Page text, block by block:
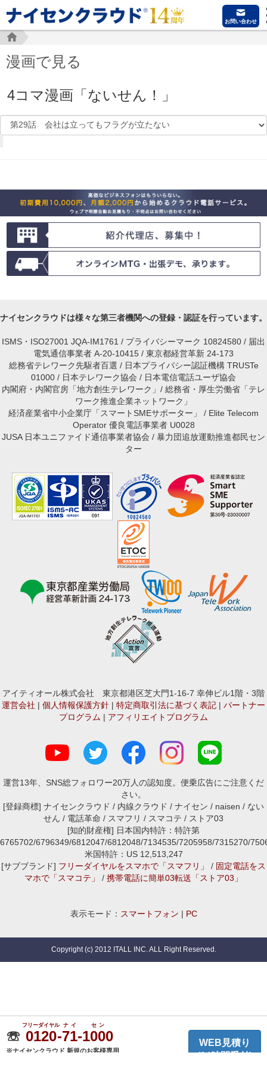
お問い合わせ
漫画で見る
4コマ漫画「ないせん！」
ナイセンクラウドは様々な第三者機関への登録・認証を行っています。
ISMS・ISO27001 JQA-IM1761 / プライバシーマーク 10824580 / 届出
電気通信事業者 A-20-10415 / 東京都経営革新 24-173
総務省テレワーク先駆者百選 / 日本プライバシー認証機構 TRUSTe
01000 / 日本テレワーク協会 / 日本電信電話ユーザ協会
内閣府・内閣官房「地方創生テレワーク」/ 総務省・厚生労働省「テレ
ワーク推進企業ネットワーク」
経済産業省中小企業庁「スマートSMEサポーター」 / Elite Telecom
Operator 優良電話事業者 U0028
JUSA 日本ユニファイド通信事業者協会 / 暴力団追放運動推進都民セン
ター
アイティオール株式会社 東京都港区芝大門1-16-7 幸伸ビル1階・3階
運営会社 | 個人情報保護方針 | 特定商取引法に基づく表記 | パートナー
プログラム | アフィリエイトプログラム
運営13年、SNS総フォロワー20万人の認知度。便乗広告にご注意くだ
さい。
[登録商標] ナイセンクラウド / 内線クラウド / ナイセン / naisen / ない
せん / 電話革命 / スマフリ / スマコテ / ストア03
[知的財産権] 日本国内特許：特許第
6765702/6796349/6812047/6812048/7134535/7205958/7315270/
米国特許：US 12,513,247
[サブブランド] フリーダイヤルをスマホで「スマフリ」 / 固定電話をス
マホで「スマコテ」
/ 携帯電話に簡単03転送「ストア03」
表示モード： スマートフォン | PC
Copyright (c) 2012 ITALL INC. ALL Right Reserved.
☏ 0120
フリーダイヤル
-71
ナイ
-1000
セン
※ナイセンクラウド 新規のお客様専用
WEB見積り
(24時間受付)